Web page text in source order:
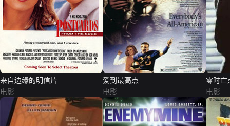
来自边缘的明信片
电影
爱到最高点
电影
零时亡
电影